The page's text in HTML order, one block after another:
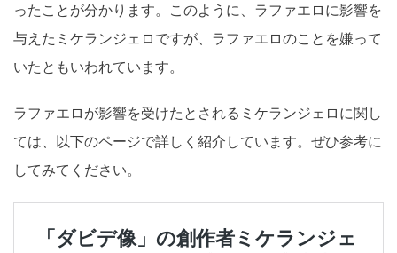
ったことが分かります。このように、ラファエロに影響を
与えたミケランジェロですが、ラファエロのことを嫌って
いたともいわれています。
ラファエロが影響を受けたとされるミケランジェロに関し
ては、以下のページで詳しく紹介しています。ぜひ参考に
してみてください。